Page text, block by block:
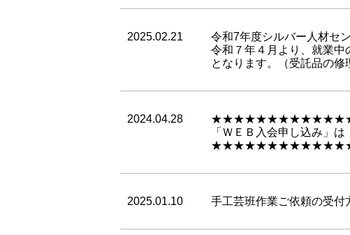
2025.02.21
令和7年度シルバー人材セ
令和７年４月より、就業
となります。（受託品の修
2024.04.28
「ＷＥＢ入会申し込み」
2025.01.10 手工芸班作業ご依頼の受付